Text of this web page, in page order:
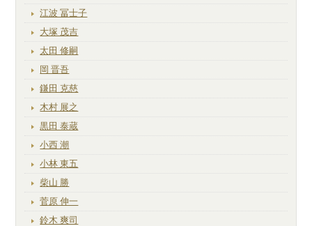
江波 冨士子
大塚 茂吉
太田 修嗣
岡 晋吾
鎌田 克慈
木村 展之
黒田 泰蔵
小西 潮
小林 東五
柴山 勝
菅原 伸一
鈴木 爽司